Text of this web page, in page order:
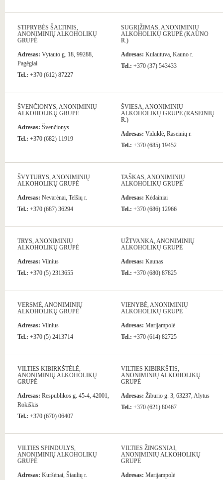
STIPRYBĖS ŠALTINIS,
ANONIMINIŲ ALKOHOLIKŲ
GRUPĖ
Adresas: Vytauto g. 18, 99288,
Pagėgiai
Tel.: +370 (612) 87227
SUGRĮŽIMAS, ANONIMINIŲ
ALKOHOLIKŲ GRUPĖ (KAUNO
R.)
Adresas: Kulautuva, Kauno r.
Tel.: +370 (37) 543433
ŠVENČIONYS, ANONIMINIŲ
ALKOHOLIKŲ GRUPĖ
Adresas: Švenčionys
Tel.: +370 (682) 11919
ŠVIESA, ANONIMINIŲ
ALKOHOLIKŲ GRUPĖ (RASEINIŲ
R.)
Adresas: Viduklė, Raseinių r.
Tel.: +370 (685) 19452
ŠVYTURYS, ANONIMINIŲ
ALKOHOLIKŲ GRUPĖ
Adresas: Nevarėnai, Telšių r.
Tel.: +370 (687) 36294
TAŠKAS, ANONIMINIŲ
ALKOHOLIKŲ GRUPĖ
Adresas: Kėdainiai
Tel.: +370 (686) 12966
TRYS, ANONIMINIŲ
ALKOHOLIKŲ GRUPĖ
Adresas: Vilnius
Tel.: +370 (5) 2313655
UŽTVANKA, ANONIMINIŲ
ALKOHOLIKŲ GRUPĖ
Adresas: Kaunas
Tel.: +370 (680) 87825
VERSMĖ, ANONIMINIŲ
ALKOHOLIKŲ GRUPĖ
Adresas: Vilnius
Tel.: +370 (5) 2413714
VIENYBĖ, ANONIMINIŲ
ALKOHOLIKŲ GRUPĖ
Adresas: Marijampolė
Tel.: +370 (614) 82725
VILTIES KIBIRKŠTĖLĖ,
ANONIMINIŲ ALKOHOLIKŲ
GRUPĖ
Adresas: Respublikos g. 45-4, 42001,
Rokiškis
Tel.: +370 (670) 06407
VILTIES KIBIRKŠTIS,
ANONIMINIŲ ALKOHOLIKŲ
GRUPĖ
Adresas: Žiburio g. 3, 63237, Alytus
Tel.: +370 (621) 80467
VILTIES SPINDULYS,
ANONIMINIŲ ALKOHOLIKŲ
GRUPĖ
Adresas: Kuršėnai, Šiaulių r.
VILTIES ŽINGSNIAI,
ANONIMINIŲ ALKOHOLIKŲ
GRUPĖ
Adresas: Marijampolė